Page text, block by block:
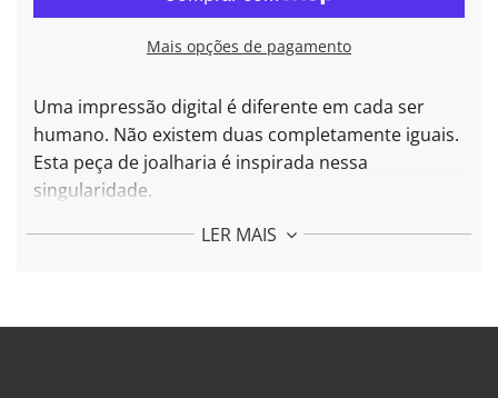
R
R
.
Mais opções de pagamento
Uma impressão digital é diferente em cada ser
humano. Não existem duas completamente iguais.
Esta peça de joalharia é inspirada nessa
singularidade.
Mais sobre os brincos de impressão digital:
LER MAIS